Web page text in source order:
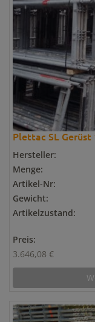
Plettac SL
Hersteller:
Menge:
Artikel-Nr:
Gewicht:
Artikelzustand:
Preis:
3.646,08 €